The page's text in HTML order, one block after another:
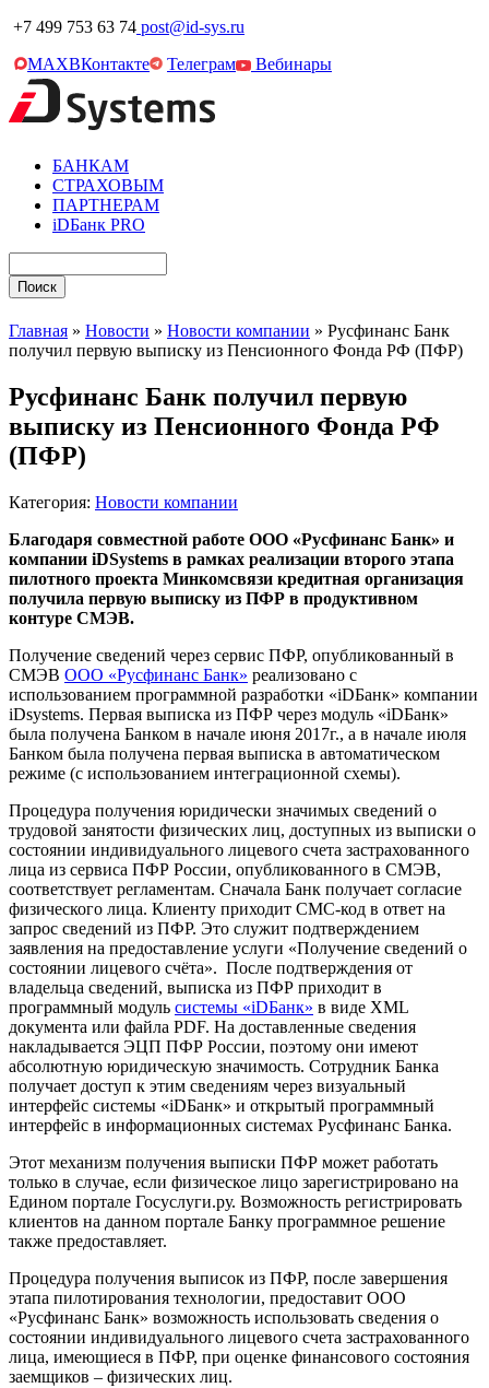
+7 499 753 63 74 post@id-sys.ru
MAXВКонтакте Телеграм Вебинары
БАНКАМ
СТРАХОВЫМ
ПАРТНЕРАМ
iDБанк PRO
Главная » Новости » Новости компании » Русфинанс Банк
получил первую выписку из Пенсионного Фонда РФ (ПФР)
Русфинанс Банк получил первую
выписку из Пенсионного Фонда РФ
(ПФР)
Категория: Новости компании
Благодаря совместной работе ООО «Русфинанс Банк» и
компании iDSystems в рамках реализации второго этапа
пилотного проекта Минкомсвязи кредитная организация
получила первую выписку из ПФР в продуктивном
контуре СМЭВ.
Получение сведений через сервис ПФР, опубликованный в
СМЭВ ООО «Русфинанс Банк» реализовано с
использованием программной разработки «iDБанк» компании
iDsystems. Первая выписка из ПФР через модуль «iDБанк»
была получена Банком в начале июня 2017г., а в начале июля
Банком была получена первая выписка в автоматическом
режиме (с использованием интеграционной схемы).
Процедура получения юридически значимых сведений о
трудовой занятости физических лиц, доступных из выписки о
состоянии индивидуального лицевого счета застрахованного
лица из сервиса ПФР России, опубликованного в СМЭВ,
соответствует регламентам. Сначала Банк получает согласие
физического лица. Клиенту приходит СМС-код в ответ на
запрос сведений из ПФР. Это служит подтверждением
заявления на предоставление услуги «Получение сведений о
состоянии лицевого счёта». После подтверждения от
владельца сведений, выписка из ПФР приходит в
программный модуль системы «iDБанк» в виде XML
документа или файла PDF. На доставленные сведения
накладывается ЭЦП ПФР России, поэтому они имеют
абсолютную юридическую значимость. Сотрудник Банка
получает доступ к этим сведениям через визуальный
интерфейс системы «iDБанк» и открытый программный
интерфейс в информационных системах Русфинанс Банка.
Этот механизм получения выписки ПФР может работать
только в случае, если физическое лицо зарегистрировано на
Едином портале Госуслуги.ру. Возможность регистрировать
клиентов на данном портале Банку программное решение
также предоставляет.
Процедура получения выписок из ПФР, после завершения
этапа пилотирования технологии, предоставит ООО
«Русфинанс Банк» возможность использовать сведения о
состоянии индивидуального лицевого счета застрахованного
лица, имеющиеся в ПФР, при оценке финансового состояния
заемщиков – физических лиц.